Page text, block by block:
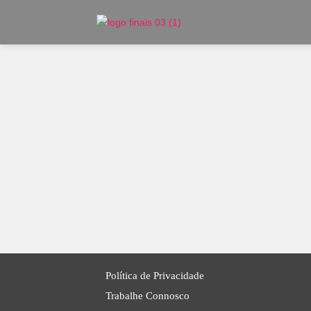
Política de Privacidade
Trabalhe Connosco